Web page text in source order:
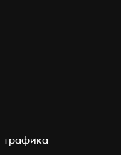
трафика